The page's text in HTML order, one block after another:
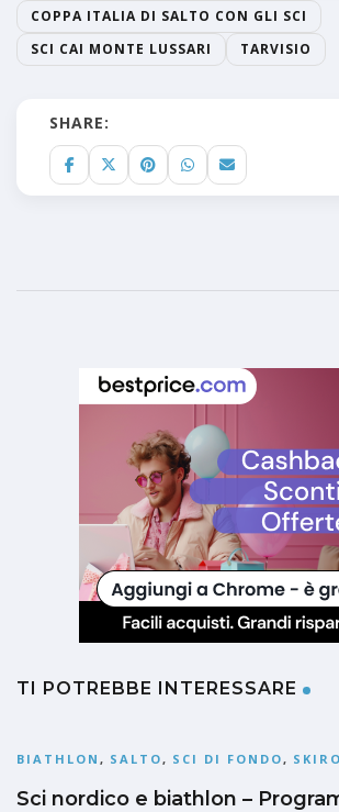
COPPA ITALIA DI SALTO CON GLI SCI
SCI CAI MONTE LUSSARI
TARVISIO
SHARE:
TI POTREBBE INTERESSARE
BIATHLON , SALTO, SCI DI FONDO,
Sci nordico e biathlon –